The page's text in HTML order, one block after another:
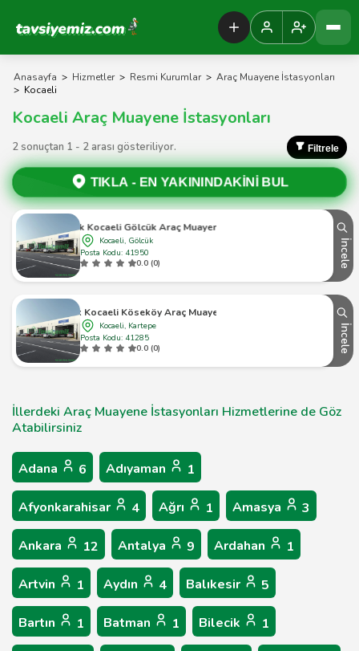
Tavsiyemiz Anasayfa
Anasayfa > Hizmetler > Resmi Kurumlar > Araç Muayene İstasyonları
> Kocaeli
Kocaeli Araç Muayene İstasyonları
2 sonuçtan 1 - 2 arası gösteriliyor. Filtrele
TIKLA - EN YAKININDAKİNİ BUL
Tüvtürk Kocaeli Gölcük Araç Muayene İstasyonu
Kocaeli, Gölcük
Posta Kodu: 41950
0.0 (0)
İncele
Tüvtürk Kocaeli Köseköy Araç Muayene İstasyonu
Kocaeli, Kartepe
Posta Kodu: 41285
0.0 (0)
İncele
İllerdeki Araç Muayene İstasyonları Hizmetlerine de Göz
Atabilirsiniz
Adana 6 Adıyaman 1
Afyonkarahisar 4 Ağrı 1 Amasya 3
Ankara 12 Antalya 9 Ardahan 1
Artvin 1 Aydın 4 Balıkesir 5
Bartın 1 Batman 1 Bilecik 1